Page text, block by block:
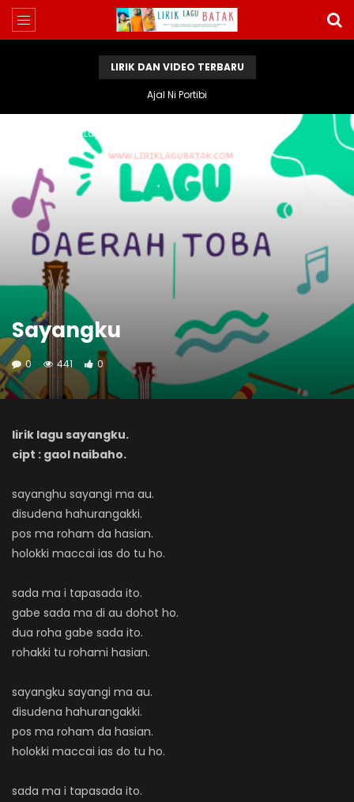
LIRIK DAN VIDEO TERBARU
Ajal Ni Portibi
Lirik Lagu Batak
Sayangku
0 441 0
lirik lagu sayangku.
cipt : gaol naibaho.
sayanghu sayangi ma au.
disudena hahurangakki.
pos ma roham da hasian.
holokki maccai ias do tu ho.
sada ma i tapasada ito.
gabe sada ma di au dohot ho.
dua roha gabe sada ito.
rohakki tu rohami hasian.
sayangku sayangi ma au.
disudena hahurangakki.
pos ma roham da hasian.
holokki maccai ias do tu ho.
sada ma i tapasada ito.